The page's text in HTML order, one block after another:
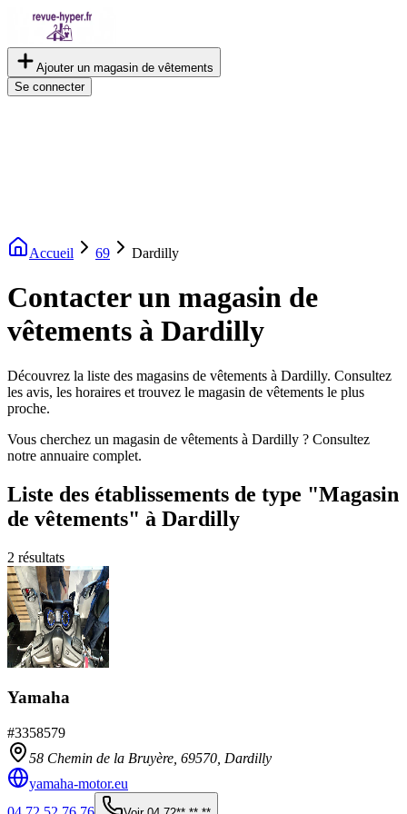
Ajouter un magasin de vêtements
Se connecter
Accueil 69 Dardilly
Contacter un magasin de
vêtements à Dardilly
Découvrez la liste des magasins de vêtements à Dardilly. Consultez
les avis, les horaires et trouvez le magasin de vêtements le plus
proche.
Vous cherchez un magasin de vêtements à Dardilly ? Consultez
notre annuaire complet.
Liste des établissements de type "Magasin
de vêtements" à Dardilly
2 résultats
Yamaha
#3358579
58 Chemin de la Bruyère, 69570 Dardilly
yamaha-motor.eu